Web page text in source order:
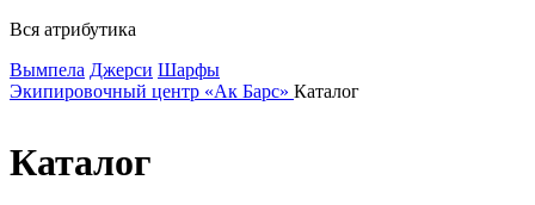
Вся атрибутика
Вымпела Джерси Шарфы
Экипировочный центр «Ак Барс» Каталог
Каталог